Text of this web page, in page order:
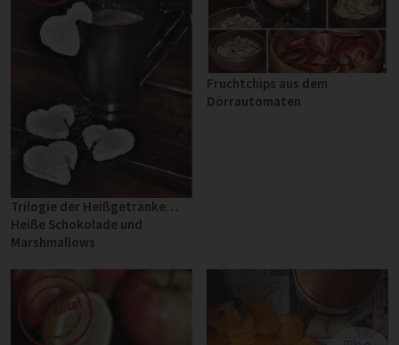
Trilogie der Heißgetränke…
Heiße Schokolade und
Marshmallows
Fruchtchips aus dem
Dörrautomaten